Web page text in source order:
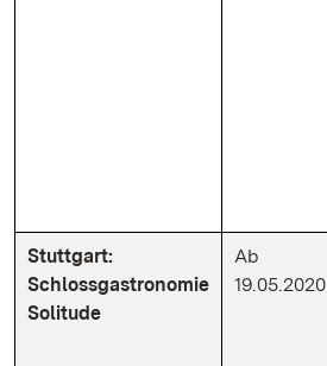
Stuttgart:
Schlossgastronomie
Solitude
Ab
19.05.2020